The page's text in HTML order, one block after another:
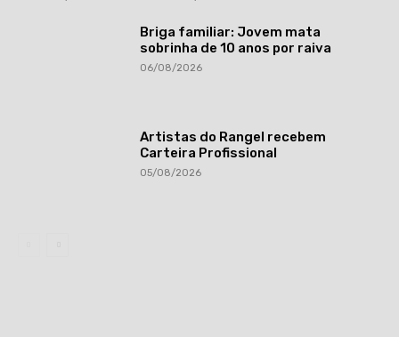
Briga familiar: Jovem mata
sobrinha de 10 anos por raiva
06/08/2026
Artistas do Rangel recebem
Carteira Profissional
05/08/2026